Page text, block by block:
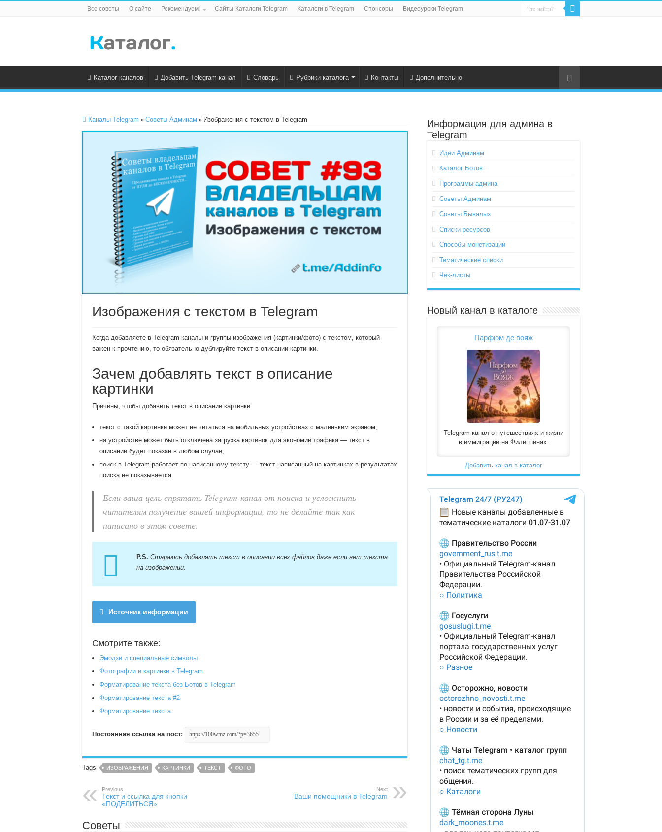
Все советы О сайте Рекомендуем! Сайты-Каталоги Telegram Каталоги в Telegram Спонсоры Видеоуроки Telegram
Каталог каналов Добавить Telegram-канал Словарь Рубрики каталога Контакты Дополнительно
Каналы Telegram » Советы Админам » Изображения с текстом в Telegram
Изображения с текстом в Telegram
Когда добавляете в Telegram-каналы и группы изображения (картинки/фото) с текстом, который
важен к прочтению, то обязательно дублируйте текст в описании картинки.
Зачем добавлять текст в описание
картинки
Причины, чтобы добавить текст в описание картинки:
текст с такой картинки может не читаться на мобильных устройствах с маленьким экраном;
на устройстве может быть отключена загрузка картинок для экономии трафика — текст в
описании будет показан в любом случае;
поиск в Telegram работает по написанному тексту — текст написанный на картинках в результатах
поиска не показывается.
Если ваша цель спрятать Telegram-канал от поиска и усложнить
читателям получение вашей информации, то не делайте так как
написано в этом совете.
P.S. Стараюсь добавлять текст в описании всех файлов даже если нет текста
на изображении.
Источник информации
Смотрите также:
Эмодзи и специальные символы
Фотографии и картинки в Telegram
Форматирование текста без Ботов в Telegram
Форматирование текста #2
Форматирование текста
Постоянная ссылка на пост:
Tags ИЗОБРАЖЕНИЯ КАРТИНКИ ТЕКСТ ФОТО
Previous
Текст и ссылка для кнопки
«ПОДЕЛИТЬСЯ»
Next
Ваши помощники в Telegram
Советы
Информация для админа в
Telegram
Идеи Админам
Каталог Ботов
Программы админа
Советы Админам
Советы Бывалых
Списки ресурсов
Способы монетизации
Тематические списки
Чек-листы
Новый канал в каталоге
Парфюм де вояж
Telegram-канал о путешествиях и жизни
в иммиграции на Филиппинах.
Добавить канал в каталог